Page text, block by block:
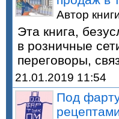
Автор
Эта книга,
в розничные
переговоры,
21.01.2019 11:54
Под